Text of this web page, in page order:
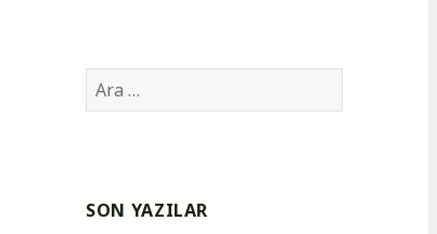
Arama:
SON YAZILAR